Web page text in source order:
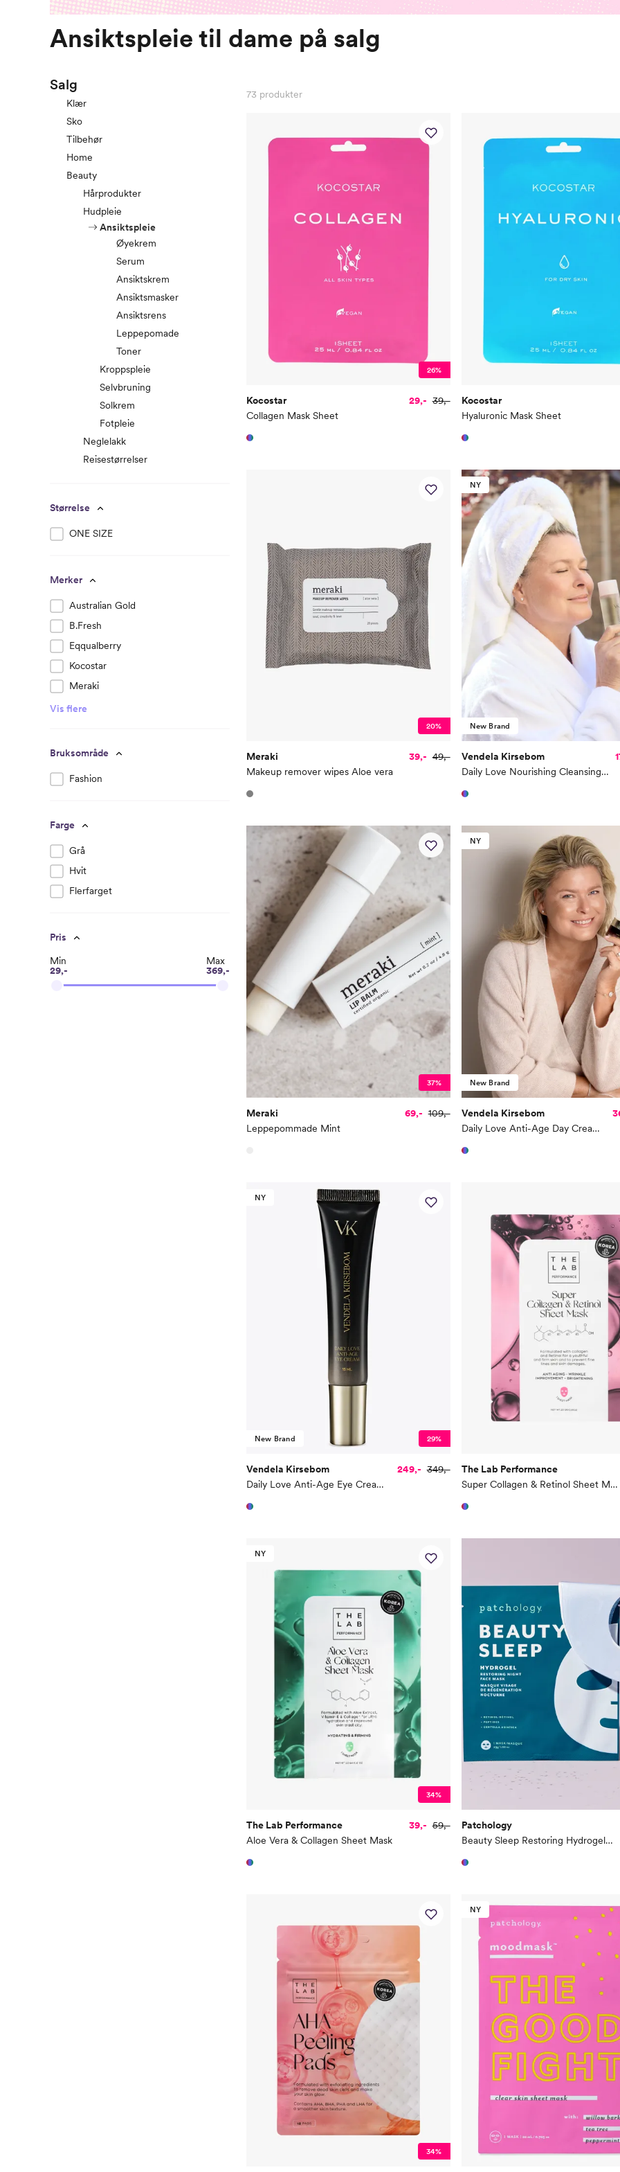
Ansiktspleie til dame på salg
Salg
Klær
Sko
Tilbehør
Home
Beauty
Hårprodukter
Hudpleie
Ansiktspleie
Øyekrem
Serum
Ansiktskrem
Ansiktsmasker
Ansiktsrens
Leppepomade
Toner
Kroppspleie
Selvbruning
Solkrem
Fotpleie
Neglelakk
Reisestørrelser
Størrelse
ONE SIZE
Merker
Australian Gold
B.Fresh
Eqqualberry
Kocostar
Meraki
Vis flere
Bruksområde
Fashion
Farge
Grå
Hvit
Flerfarget
Pris
Min
29,-
Max
369,-
73 produkter
26%
Kocostar
Collagen Mask Sheet
29,- 39,-
Kocostar
Hyaluronic Mask Sheet
20%
Meraki
Makeup remover wipes Aloe vera
39,- 49,-
NY
New Brand
Vendela Kirsebom
Daily Love Nourishing Cleansing Gel 150 ml
37%
Meraki
Leppepommade Mint
69,- 109,-
NY
New Brand
Vendela Kirsebom
Daily Love Anti-Age Day Cream 50 ml
NY
New Brand 29%
Vendela Kirsebom
Daily Love Anti-Age Eye Cream 15 ml
249,- 349,-
The Lab Performance
Super Collagen & Retinol Sheet Mask
NY
34%
The Lab Performance
Aloe Vera & Collagen Sheet Mask
39,- 59,-
Patchology
Beauty Sleep Restoring Hydrogel Face Mask - Single
34%
NY